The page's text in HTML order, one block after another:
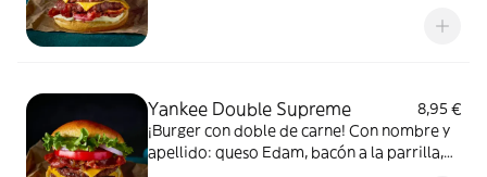
Yankee Double Supreme
8,95 €
¡Burger con doble de carne! Con nombre y
apellido: queso Edam, bacón a la parrilla,